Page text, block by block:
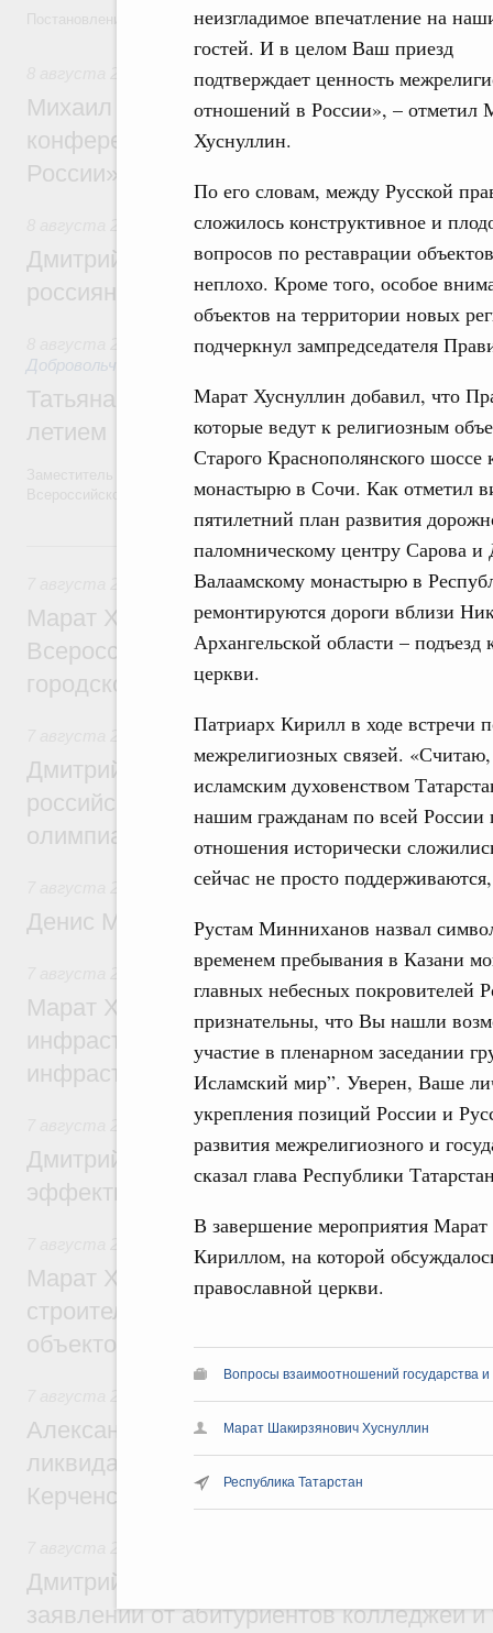
неизгладимое впечатление на
гостей. И в целом Ваш приезд
подтверждает ценность
отношений в России», – отметил
Хуснуллин.
По его словам, между Русской
сложилось конструктивное и
вопросов по реставрации
неплохо. Кроме того, особое
объектов на территории новых
подчеркнул зампредседателя
Марат Хуснуллин добавил, что
которые ведут к религиозным
Старого Краснополянского
монастырю в Сочи. Как отметил
пятилетний план развития
паломническому центру Сарова
Валаамскому монастырю в
ремонтируются дороги вблизи
Архангельской области –
церкви.
Патриарх Кирилл в ходе встречи
межрелигиозных связей.
исламским духовенством
нашим гражданам по всей России
отношения исторически
сейчас не просто
Рустам Минниханов назвал
временем пребывания в Казани
главных небесных покровителей
признательны, что Вы нашли
участие в пленарном заседании
Исламский мир”. Уверен, Ваше
укрепления позиций России и
развития межрелигиозного и
сказал глава Республики
В завершение мероприятия
Кириллом, на которой
православной церкви.
Вопросы взаимоотношений государства
Марат Шакирзянович Хуснуллин
Республика Татарстан
Постановление от 5 августа 2026 года №978
Отрасль информационных технологий
Михаил Мишустин дал поручения по
конференции «Цифровая индустрия
России»
Спорт высших достижений и массовый
Дмитрий Чернышенко и Михаил
россиян с Днём физкультурника
Социальные инновации. Некоммерческие
Добровольчество и волонтёрство. Благотворительность
Татьяна Голикова поздравила
летием
Всероссийского общественного движения «Волонтёры-медики» с
7 августа, пятница
Экономика городов. Городская среда
Марат Хуснуллин провёл заседание
Всероссийского конкурса лучших
городской среды
Отрасль информационных технологий
Дмитрий Чернышенко и Сергей Кравцов
российскую сборную с победой на
олимпиаде по искусственному
Общие вопросы промышленной политики
Денис Мантуров посетил Ярославскую
Бюджеты субъектов Федерации.
Марат Хуснуллин: 15 объектов
инфраструктуры построили и обновили
инфраструктурным кредитам
Развитие сельских территорий
Дмитрий Патрушев: Синхронизация
эффективность поддержки сельских
Марат Хуснуллин: «Единый заказчик»
строительство и реконструкцию более
объектов
Александр Козлов провёл заседание
ликвидации последствий чрезвычайной
Керченском проливе
Дмитрий Чернышенко: Установлен
заявлений от абитуриентов колледжей и